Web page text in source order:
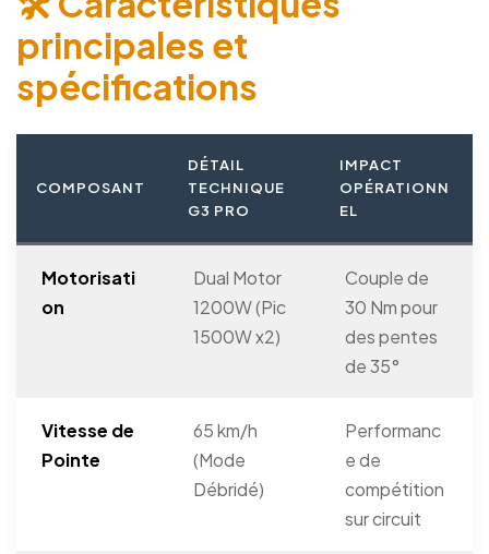
principales et
spécifications
COMPOSANT
DÉTAIL
TECHNIQUE
G3 PRO
IMPACT
OPÉRATIONN
EL
Motorisati
on
Dual Motor
1200W (Pic
1500W x2)
Couple de
30 Nm pour
des pentes
de 35°
Vitesse de
Pointe
65 km/h
(Mode
Débridé)
Performanc
e de
compétition
sur circuit